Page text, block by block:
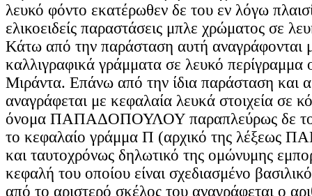
λευκό φόντο εκατέρωθεν δε του εν λόγω
ελικοειδείς παραστάσεις μπλε χρώματος σε
Κάτω από την παράσταση αυτή αναγράφονται
καλλιγραφικά γράμματα σε λευκό περίγραμμα
Μιράντα. Επάνω από την ίδια παράσταση και
αναγράφεται με κεφαλαία λευκά στοιχεία σε
όνομα ΠΑΠΑΔΟΠΟΥΛΟΥ παραπλεύρως δε
το κεφαλαίο γράμμα Π (αρχικό της
και ταυτοχρόνως δηλωτικό της ομώνυμης
κεφαλή του οποίου είναι σχεδιασμένο
από το αριστερό σκέλος του αναγράφεται ο